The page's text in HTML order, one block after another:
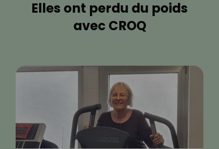
Elles ont perdu du poids
avec CROQ